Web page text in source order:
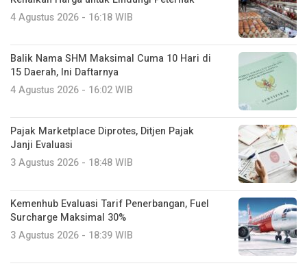
4 Agustus 2026 - 16:18 WIB
Balik Nama SHM Maksimal Cuma 10 Hari di
15 Daerah, Ini Daftarnya
4 Agustus 2026 - 16:02 WIB
Pajak Marketplace Diprotes, Ditjen Pajak
Janji Evaluasi
3 Agustus 2026 - 18:48 WIB
Kemenhub Evaluasi Tarif Penerbangan, Fuel
Surcharge Maksimal 30%
3 Agustus 2026 - 18:39 WIB